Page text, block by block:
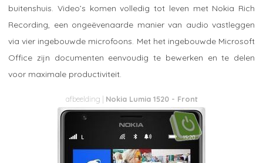
buitenshuis. Video’s komen volledig tot leven met Nokia Rich
Recording, een ongeëvenaarde manier van audio vastleggen
via vier ingebouwde microfoons. Met het ingebouwde Microsoft
Office zijn documenten eenvoudig te bewerken en te delen
voor maximale productiviteit.
Nokia Lumia 1520 - Front